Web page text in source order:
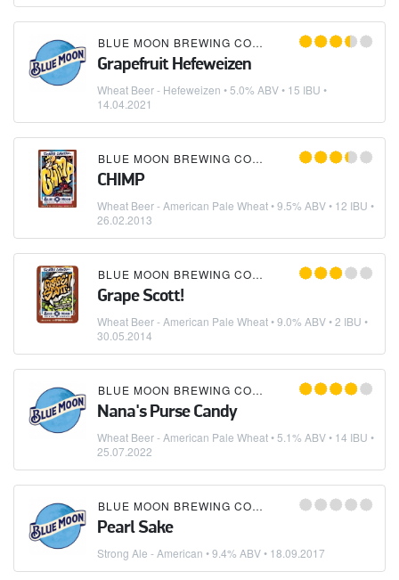
BLUE MOON BREWING COMPANY
Grapefruit Hefeweizen
Wheat Beer - Hefeweizen • 5.0% ABV • 15 IBU •
14.04.2021
BLUE MOON BREWING COMPANY
CHIMP
Wheat Beer - American Pale Wheat• 9.5% ABV • 12 IBU •
26.02.2013
BLUE MOON BREWING COMPANY
Grape Scott!
Wheat Beer - American Pale Wheat• 9.0% ABV • 2 IBU •
30.05.2014
BLUE MOON BREWING COMPANY
Nana's Purse Candy
Wheat Beer - American Pale Wheat• 5.1% ABV • 14 IBU •
25.07.2022
BLUE MOON BREWING COMPANY
Pearl Sake
Strong Ale - American • 9.4% ABV • 18.09.2017